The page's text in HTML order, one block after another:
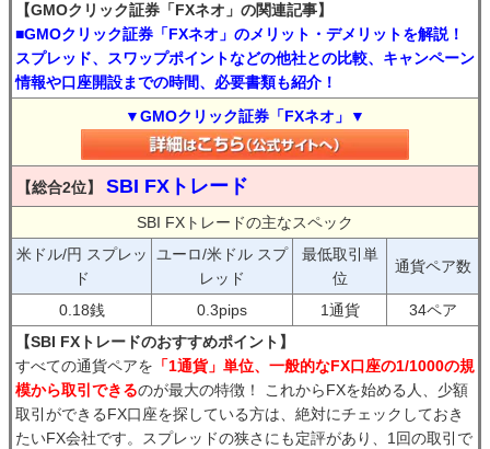
【GMOクリック証券「FXネオ」の関連記事】
■GMOクリック証券「FXネオ」のメリット・デメリットを解説！
スプレッド、スワップポイントなどの他社との比較、キャンペーン
情報や口座開設までの時間、必要書類も紹介！
▼GMOクリック証券「FXネオ」▼
【総合2位】 SBI FXトレード
SBI FXトレードの主なスペック
米ドル/円 スプレッ
ド
ユーロ/米ドル スプ
レッド
最低取引単
位
通貨ペア数
0.18銭 0.3pips 1通貨
34ペア
【SBI FXトレードのおすすめポイント】
すべての通貨ペアを 「1通貨」単位、一般的なFX口座の1/1000の規
模から取引できるのが最大の特徴！ これからFXを始める人、少額
取引ができるFX口座を探している方は、絶対にチェックしておき
たいFX会社です。スプレッドの狭さにも定評があり、1回の取引で